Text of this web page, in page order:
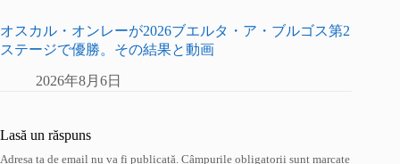
オスカル・オンレーが2026ブエルタ・ア・ブルゴス第2
ステージで優勝。その結果と動画
2026年8月6日
Lasă un răspuns
Adresa ta de email nu va fi publicată. Câmpurile obligatorii sunt marcate